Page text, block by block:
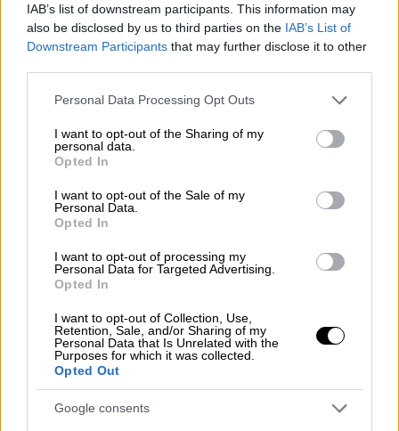
IAB’s list of downstream participants. This information may
also be disclosed by us to third parties on the IAB’s List of
Downstream Participants that may further disclose it to other
Please note that this website/app uses one or more Google
not limited to your visit or usage behaviour. You may click to
grant or deny consent to Google and its third-party tags to
use your data for below specified purposes in below Google
consent section.
Personal Data Processing Opt Outs
I want to opt-out of the Sharing of my
personal data.
Opted In
I want to opt-out of the Sale of my
Personal Data.
Opted In
I want to opt-out of processing my
Personal Data for Targeted Advertising.
Opted In
I want to opt-out of Collection, Use,
Retention, Sale, and/or Sharing of my
Personal Data that Is Unrelated with the
Purposes for which it was collected.
Opted Out
Google consents
Η συγκεκριμένη πρόταση δομείται πάνω σε
δύο βασικούς πυλώνες:ένα κείμενο12
σημείωνμε την ονομασία «Βήματα για την
ολοκλήρωση της εφαρμογής του
Τραμπ για τη Γάζα» καιένα πλάνο πέντε
σταδίων, κατά το οποίο η Χαμάς θα
ολοκληρώσει την παράδοση του οπλισμού
της εντός οκτώ μηνών.
των ένοπλων ομάδων στη Γάζα,
συμπεριλαμβανομένων οργανώσεων όπως ο
Ισλαμικός Τζιχάντ, θα ενταχθούν σε
διαδικασία αφοπλισμού. Την επίβλεψη θα
έχει μια ομάδα Παλαιστίνιων τεχνοκρατών, η
οποία αποκαλείται Εθνική Επιτροπή για τη
Διοίκηση της Γάζας (NCAG).